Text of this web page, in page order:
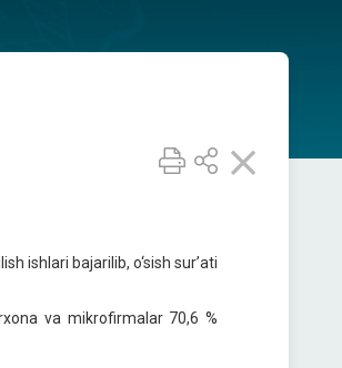
ishlari bajarilib, o‘sish sur’ati
va mikrofirmalar 70,6 %